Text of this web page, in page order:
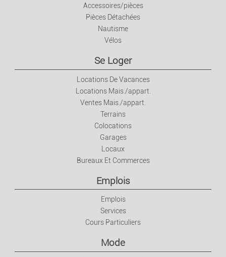
Accessoires/pièces
Pièces Détachées
Nautisme
Vélos
Se Loger
Locations De Vacances
Locations Mais./appart.
Ventes Mais./appart.
Terrains
Colocations
Garages
Locaux
Bureaux Et Commerces
Emplois
Emplois
Services
Cours Particuliers
Mode